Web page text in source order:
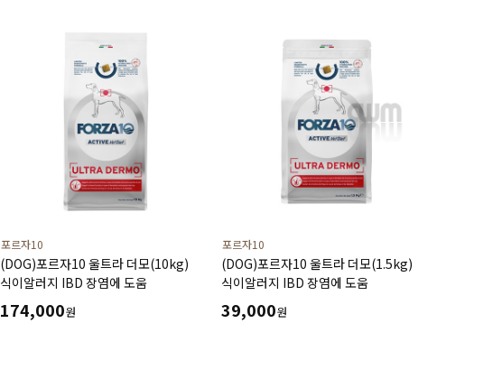
포르자10
(DOG)포르자10 울트라 더모(10kg)
식이알러지 IBD 장염에 도움
174,000원
포르자10
(DOG)포르자10 울트라 더모(1.5kg)
식이알러지 IBD 장염에 도움
39,000원